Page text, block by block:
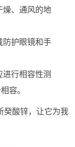
、通风的地
护眼镜和手
行相容性测
容。
癸酸锌，让它为我